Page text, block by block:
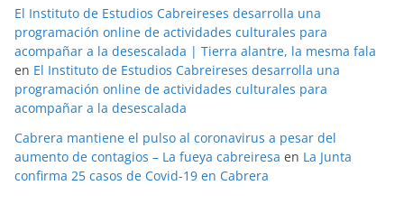
El Instituto de Estudios Cabreireses desarrolla una
programación online de actividades culturales para
acompañar a la desescalada | Tierra alantre, la mesma fala
en El Instituto de Estudios Cabreireses desarrolla una
programación online de actividades culturales para
acompañar a la desescalada
Cabrera mantiene el pulso al coronavirus a pesar del
aumento de contagios – La fueya cabreiresa en La Junta
confirma 25 casos de Covid-19 en Cabrera